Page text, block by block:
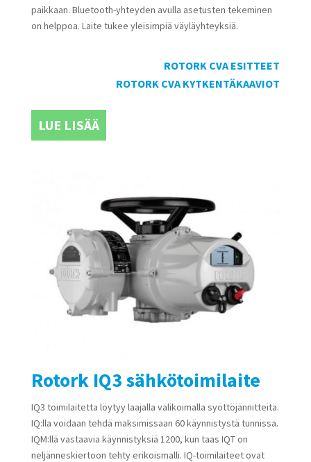
paikkaan. Bluetooth-yhteyden avulla asetusten tekeminen
on helppoa. Laite tukee yleisimpiä väyläyhteyksiä.
ROTORK CVA ESITTEET
ROTORK CVA KYTKENTÄKAAVIOT
LUE LISÄÄ
Rotork IQ3 sähkötoimilaite
IQ3 toimilaitetta löytyy laajalla valikoimalla syöttöjännitteitä.
IQ:lla voidaan tehdä maksimissaan 60 käynnistystä tunnissa.
IQM:llä vastaavia käynnistyksiä 1200, kun taas IQT on
neljänneskiertoon tehty erikoismalli. IQ-toimilaiteet ovat